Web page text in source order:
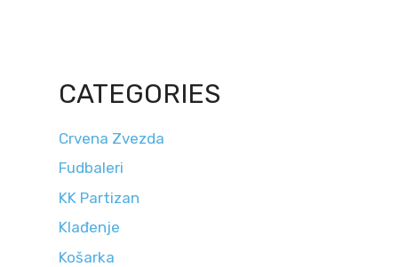
CATEGORIES
Crvena Zvezda
Fudbaleri
KK Partizan
Klađenje
Košarka